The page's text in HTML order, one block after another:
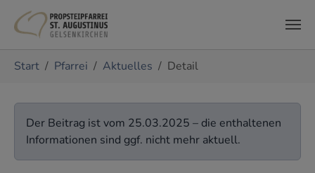
Start Pfarrei Aktuelles Detail
Der Beitrag ist vom 25.03.2025 – die enthaltenen
Informationen sind ggf. nicht mehr aktuell.